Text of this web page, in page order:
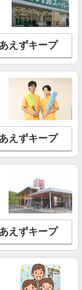
えずキープ
えずキープ
市・館林市・藤
えずキープ